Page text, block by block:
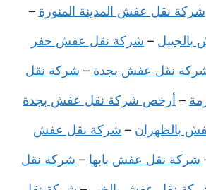
شركة نقل عفش المدينة المنورة–
– شركة نقل عفش حفر
نقل عفش بجدة– شركة نقل
– أرخص شركة نقل عفش بجدة
بالظهران– شركة نقل عفش
شركة نقل عفش بابها– شركة نقل